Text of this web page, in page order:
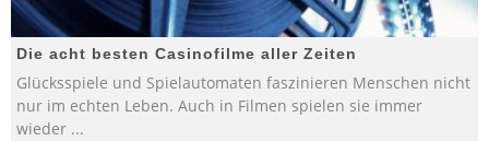
Die acht besten Casinofilme aller Zeiten
Glücksspiele und Spielautomaten faszinieren Menschen nicht
nur im echten Leben. Auch in Filmen spielen sie immer
wieder ...